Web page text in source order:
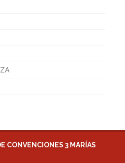
CONVENCIONES 3 MARÍAS